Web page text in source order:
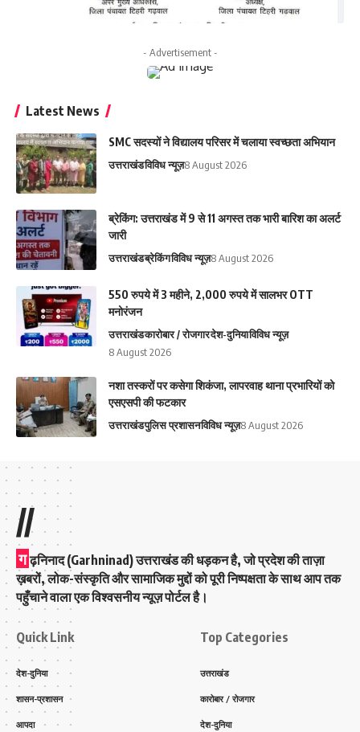
- Advertisement -
Latest News
SMC सदस्यों ने विद्यालय परिसर में चलाया स्वच्छता अभियान
उत्तराखंडविविध न्यूज़8 August 2026
ब्रेकिंग: उत्तराखंड में 9 से 11 अगस्त तक भारी बारिश का अलर्ट
जारी
उत्तराखंडब्रेकिंगविविध न्यूज़8 August 2026
550 रुपये में 3 महीने, 2,000 रुपये में सालभर OTT
मनोरंजन
उत्तराखंडकारोबार / रोजगारदेश-दुनियाविविध न्यूज़
8 August 2026
नशा तस्करों पर कसेगा शिकंजा, लापरवाह थाना प्रभारियों को
एसएसपी की फटकार
उत्तराखंडपुलिस प्रशासनविविध न्यूज़8 August 2026
//
ग ढ़निनाद (Garhninad) उत्तराखंड की धड़कन है, जो प्रदेश की ताज़ा
ख़बरों, लोक-संस्कृति और सामाजिक मुद्दों को पूरी निष्पक्षता के साथ आप तक
पहुँचाने वाला एक विश्वसनीय न्यूज़ पोर्टल है।
Quick Link
देश-दुनिया
शासन-प्रशासन
आपदा
Top Categories
उत्तराखंड
कारोबार / रोजगार
देश-दुनिया